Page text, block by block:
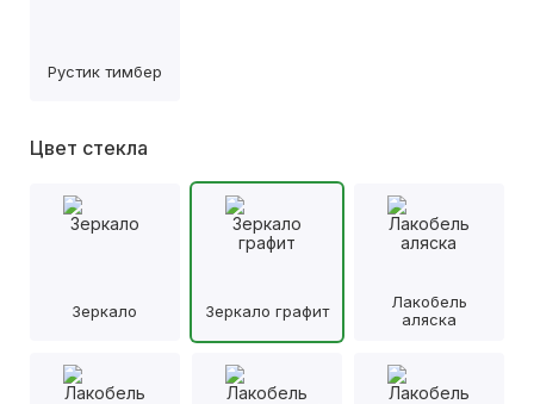
Рустик тимбер
Цвет стекла
Зеркало Зеркало графит
Лакобель
аляска